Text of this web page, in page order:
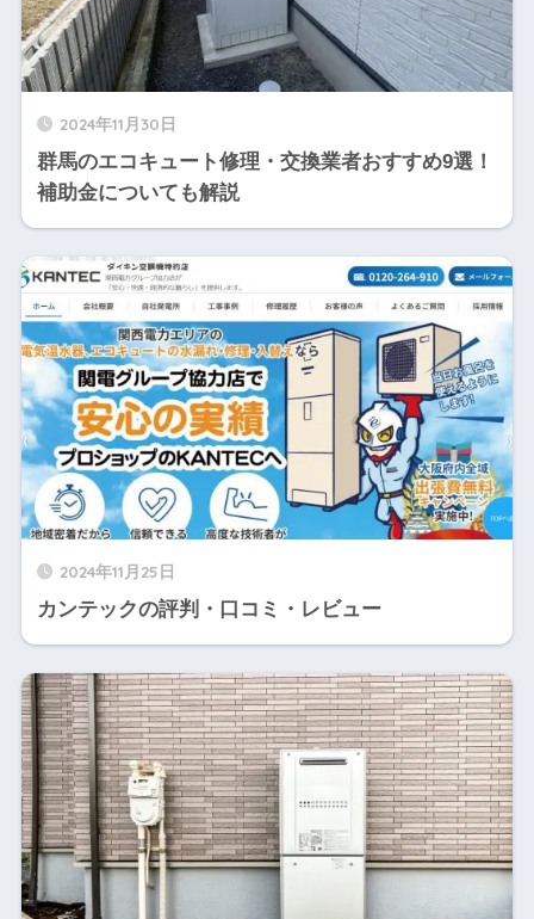
2024年11月30日
群馬のエコキュート修理・交換業者おすすめ9選！
補助金についても解説
2024年11月25日
カンテックの評判・口コミ・レビュー